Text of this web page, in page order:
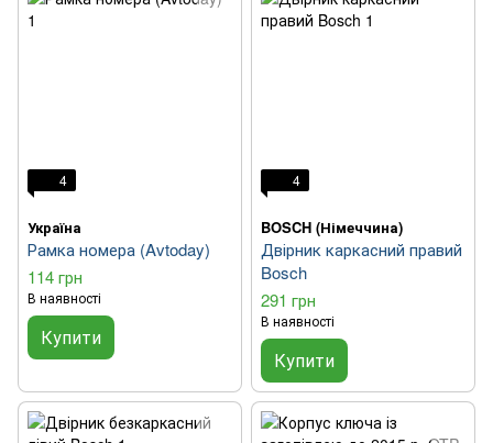
4
Україна
Рамка номера (Avtoday)
114 грн
В наявності
Купити
4
BOSCH (Німеччина)
Двірник каркасний правий
Bosch
291 грн
В наявності
Купити